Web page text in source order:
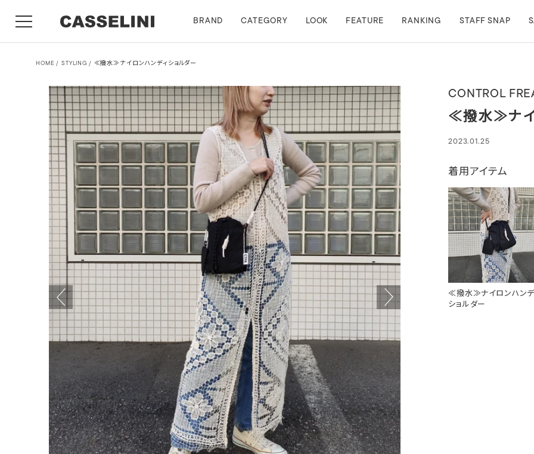
BRAND CATEGORY LOOK FEATURE RANKING STAFF SNAP
HOME STYLING ≪撥水≫ナイロンハンディショルダー
CONTROL
≪撥水≫ナイ
2023.01.25
着用アイテム
≪撥水≫ナイロンハン
ショルダー